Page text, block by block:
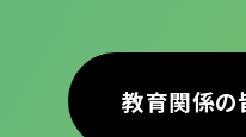
教育関係の